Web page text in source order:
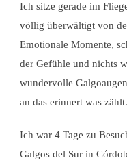
Ich sitze gerade im
völlig überwältigt von
Emotionale Momente,
der Gefühle und nichts
wundervolle
an das erinnert was zählt.
Ich war 4 Tage zu
Galgos del Sur in